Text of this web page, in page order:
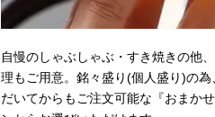
自慢のしゃぶしゃぶ・すき焼きの他
理もご用意。銘々盛り(個人盛り)の
だいてからもご注文可能な『おまか